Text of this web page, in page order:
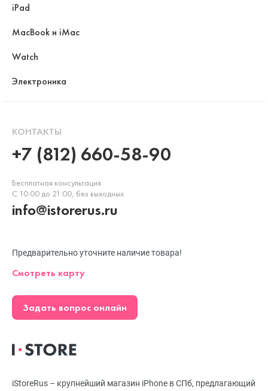
iStoreRus – крупнейший магазин iPhone в СПб, предлагающий
iPad
MacBook и iMac
Watch
Электроника
КОНТАКТЫ
+7 (812) 660-58-90
Бесплатная консультация
С 10:00 до 21:00, без выходных
info@istorerus.ru
Предварительно уточните наличие товара!
Смотреть карту
Задать вопрос онлайн